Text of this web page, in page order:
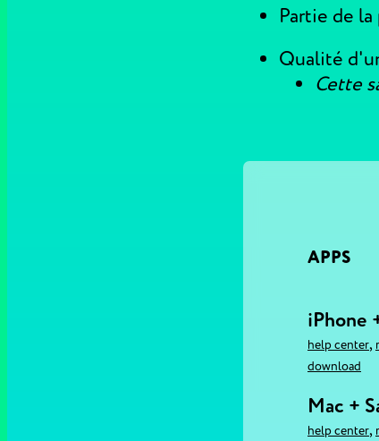
Partie de
Qualité
Cette
APPS
iPhone
help center,
download
Mac +
help center,